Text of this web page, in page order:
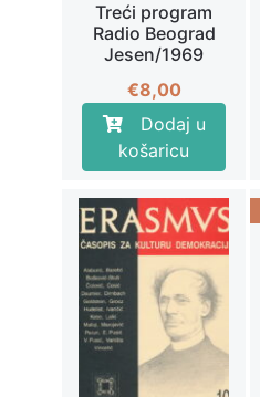
Treći program
Radio Beograd
Jesen/1969
€8,00
Dodaj u
košaricu